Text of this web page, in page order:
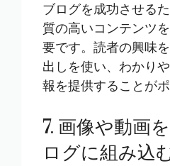
ブログを成功させる
質の高いコンテンツ
要です。読者の興味
出しを使い、わかり
報を提供することがポ
7. 画像や動画
ログに組み込